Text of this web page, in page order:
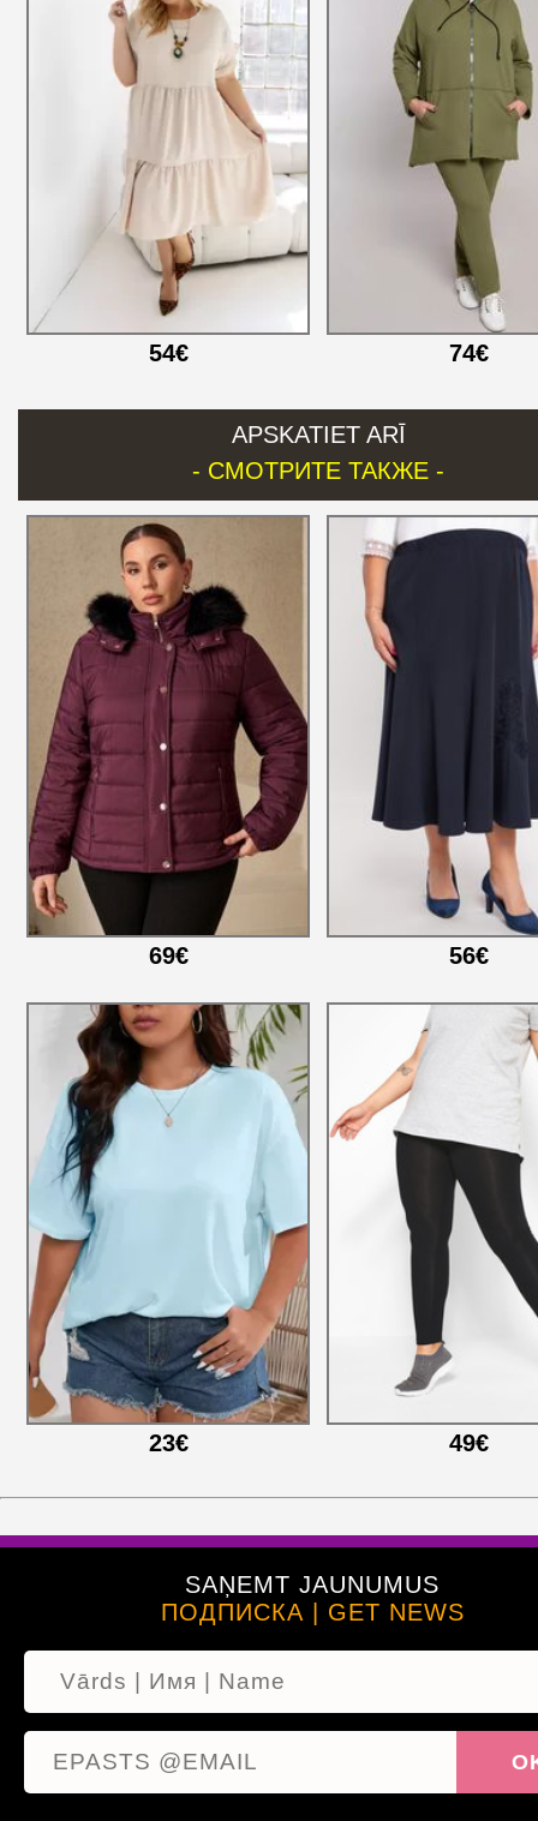
54€ 74€
APSKATIET ARĪ
- СМОТРИТЕ ТАКЖЕ -
69€ 56€
23€ 49€
SAŅEMT JAUNUMUS
ПОДПИСКА | GET NEWS